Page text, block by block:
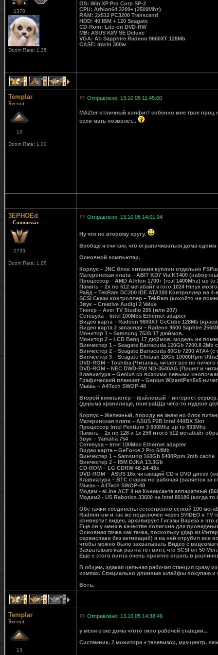
1370
Doom Rate: 1.35
OS: Win XP Pro Corp SP-2
CPU: Athlon64 3200+ (2500Mhz)
RAM: 2х512 PC3200 Transcend
HDD: 40 IBM + 120 Seagate
CD-Rom: Lite-on DVD-RW
MB: ASUS K8V SE Deluxe
VGA: Ati Sapphire Radeon 9600XT 128Mb
CASE: Inwin 300w
1 1 1
Templar
Recruit
13
Doom Rate: 1.00
Отправлено: 13.10.05 11:45:00
MAZter отличный конфиг! собенно мне твое проц
если мать позволет...
3EPHOEd
= Commissar =
2733
Doom Rate: 1.88
Отправлено: 13.10.05 14:01:04
Ну что по второму кругу.
Вообще я считаю, что ограничиваться дома
Основной компьютер.
Корпус – JNC блок питания куплин отдельно
Материнская плата – ABIT KD7 Via KT400
Процессор – AMD Athlon 1700+ (real 1400Mhz) up to
Память – 2х по 512 мегабайт итого 1024 Hinyx
Райд – TekRam DC200 IDE ATA100 Контроллер на 4-
SCSI Скази контроллер – TekRam (кокойто не
Звук – Creative Audigi 2 Value
Тюнер – Aver TV Studio 205 (или 207)
Сетевуха – Intel 100Mbs Ethernet adapter
Видео карта – Radeon 9800XT GeCube 128Mb
Видео карта 2 запасная – Radeon 9600 Saphire
Монитор 1 – Samsung 753S 17 дюймов.
Монитор 2 – LCD Benq 17 дюймов, модель не
Винчестер 1 – Seagate Barracuda 120Gb 7200.8 2Mb
Винчестер 2 – Seagate Barracuda 80Gb 7200 ATA4
Винчестер 3 – Seagate Chitash 18Gb 10000Rpm
DVD-ROM – Toshiba (Читалка, читает все но
DVD-ROM – NEC DWD-RW ND-3540AG (Пишет и
Клавиатура – Genius со всякими левыми
Графический планшет – Genius WizardPen5х5
Мышь – A4Tech SWOP-48
Второй компьютер – файловый – интернет сервер.
(дерьма хранилище, поиграЦЦа чего-то нудное
Корпус – Железный, породу не знаю но блок
Материнская плата – ASUS P2B Intel 440BX Slot
Процессор Intel Pentium 3 600Mhz up to 833Mhz
Память – 2х по 128 и 1х 256 итого 512 мегабайт
Звук – Yamaha 754
Сетевуха – Intel 100Mbs Ethernet adapter
Видео карта – GeForce 2 Pro 64Mb
Винчестер 1 – Samsung 160Gb 5400Rpm 2mb cache
Винчестер 2 – IBM DJNA 13.3Gb
CD-ROM – LG CDRW 48-24-48x
DVD-ROM – ASUS 16x читающий CD и DVD диски
Клавиатура – BTC старая но рабочая (валяется
Мышь - A4Tech SWOP-48
Модем - eLine ACF II на Конексанте аппаратный
Модем2 - US Rabotics 33600 на Intel 80186 (когда то
Обе тачки соединены естественно сеткой 100
Radmin-ом и так же подключен через SVIDEO к
конвертит видео, архивирует Гигазы Вареза и
Еще он у меня в качестве полигона для
Основная тачка как тачка, поскольку удар из
сервиспаки без активаций) я на ней отрубил
чтобы можно было захватывать Видео с
Захватываю как раз на тот винт, что SCSI он 50
Еще с этого винта очень приятно играть в
В общем, эдакая цельная рабочая станция сразу
компах. Специально длинные шлейфы покупаю и
Вотъ.
1 2 2
Templar
Recruit
13
Отправлено: 13.10.05 14:38:49
у меня отже дома чтото типо рабочей станции...
Системник, 2 монитора + телевизор, муз-центр,